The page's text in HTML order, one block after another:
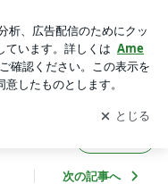
知
を受け取りまし
開く
次の記事へ